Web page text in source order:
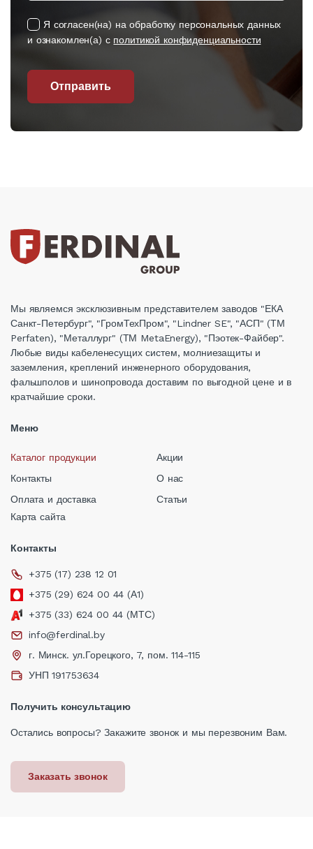
Я согласен(на) на обработку персональных данных
и ознакомлен(а) с политикой конфиденциальности
Отправить
Мы являемся эксклюзивным представителем заводов "ЕКА
Санкт-Петербург", "ГромТехПром", "Lindner SE", "АСП" (ТМ
Perfaten), "Металлург" (ТМ MetaEnergy), "Пэотек-Файбер".
Любые виды кабеленесущих систем, молниезащиты и
заземления, креплений инженерного оборудования,
фальшполов и шинопровода доставим по выгодной цене и в
кратчайшие сроки.
Меню
Каталог продукции
Акции
Контакты
О нас
Оплата и доставка
Статьи
Карта сайта
Контакты
+375 (17) 238 12 01
+375 (29) 624 00 44 (А1)
+375 (33) 624 00 44 (МТС)
info@ferdinal.by
г. Минск. ул.Горецкого, 7, пом. 114-115
УНП 191753634
Получить консультацию
Остались вопросы? Закажите звонок и мы перезвоним Вам.
Заказать звонок